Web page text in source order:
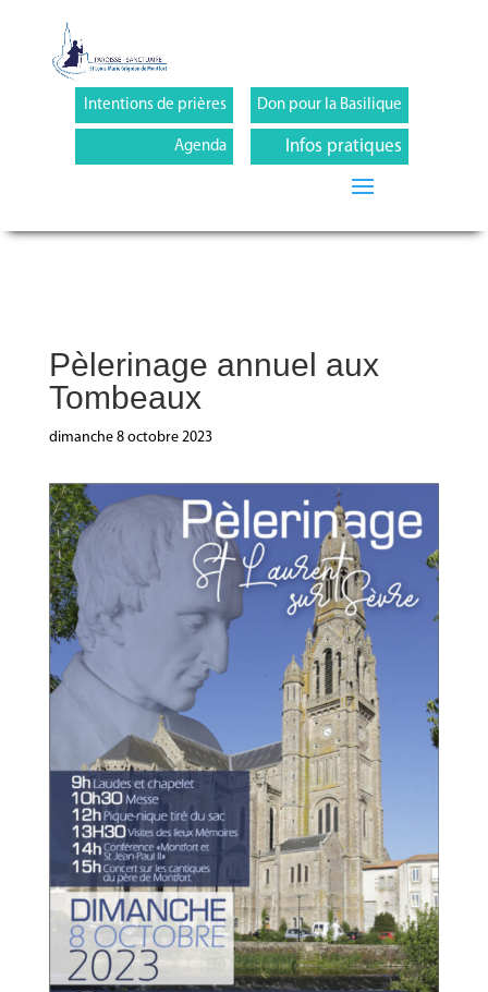
Intentions de prières
Agenda
Don pour la Basilique
Infos pratiques
Pèlerinage annuel aux
Tombeaux
dimanche 8 octobre 2023